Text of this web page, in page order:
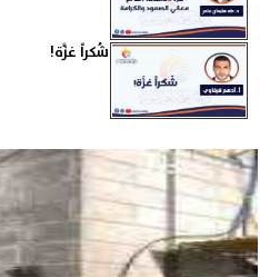
‏شُكراً غزَّة!